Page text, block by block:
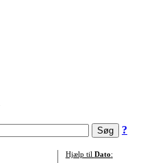
?
Hjælp til Dato: